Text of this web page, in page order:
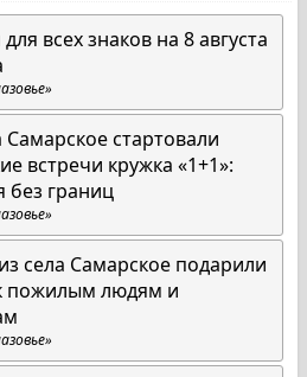
всех знаков на 8 августа
Самарское стартовали
встречи кружка «1+1»:
без границ
села Самарское подарили
пожилым людям и